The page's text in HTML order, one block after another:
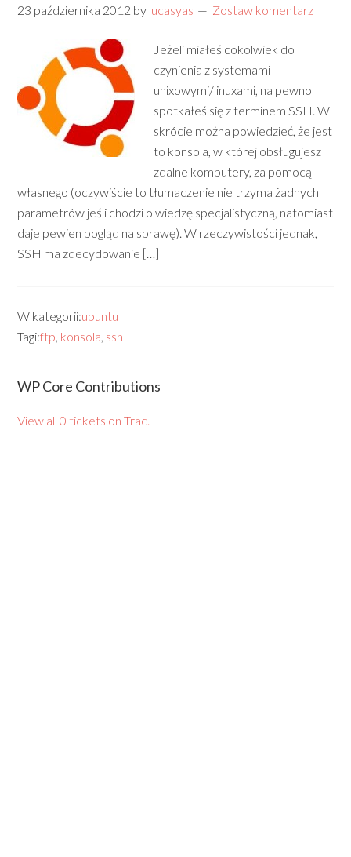
23 października 2012 by lucasyas Zostaw komentarz
Jeżeli miałeś cokolwiek do
czynienia z systemami
unixowymi/linuxami, na pewno
spotkałeś się z terminem SSH. W
skrócie można powiedzieć, że jest
to konsola, w której obsługujesz
zdalne komputery, za pomocą
własnego (oczywiście to tłumaczenie nie trzyma żadnych
parametrów jeśli chodzi o wiedzę specjalistyczną, natomiast
daje pewien pogląd na sprawę). W rzeczywistości jednak,
SSH ma zdecydowanie […]
W kategorii:ubuntu
Tagi:ftp, konsola, ssh
WP Core Contributions
View all 0 tickets on Trac.